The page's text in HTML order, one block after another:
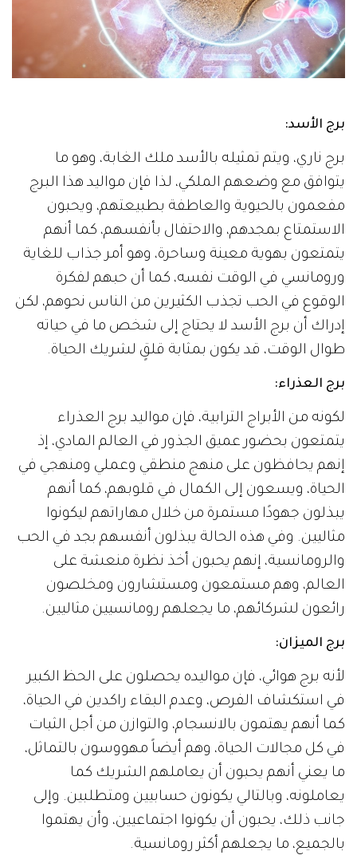
برج الأسد:
برج ناري، ويتم تمثيله بالأسد ملك الغابة، وهو ما
يتوافق مع وضعهم الملكي، لذا فإن مواليد هذا البرج
مفعمون بالحيوية والعاطفة بطبيعتهم، ويحبون
الاستمتاع بمجدهم، والاحتفال بأنفسهم، كما أنهم
يتمتعون بهوية معينة وساحرة، وهو أمر جذاب للغاية
ورومانسي في الوقت نفسه، كما أن حبهم لفكرة
الوقوع في الحب تجذب الكثيرين من الناس نحوهم، لكن
إدراك أن برج الأسد لا يحتاج إلى شخص ما في حياته
طوال الوقت، قد يكون بمثابة قلقٍ لشريك الحياة.
برج العذراء:
لكونه من الأبراج الترابية، فإن مواليد برج العذراء
يتمتعون بحضور عميق الجذور في العالم المادي، إذ
إنهم يحافظون على منهج منطقي وعملي ومنهجي في
الحياة، ويسعون إلى الكمال في قلوبهم، كما أنهم
يبذلون جهودًا مستمرة من خلال مهاراتهم ليكونوا
مثاليين. وفي هذه الحالة يبذلون أنفسهم بجد في الحب
والرومانسية، إنهم يحبون أخذ نظرة منعشة على
العالم، وهم مستمعون ومستشارون ومخلصون
رائعون لشركائهم، ما يجعلهم رومانسيين مثاليين.
برج الميزان:
لأنه برج هوائي، فإن مواليده يحصلون على الحظ الكبير
في استكشاف الفرص، وعدم البقاء راكدين في الحياة،
كما أنهم يهتمون بالانسجام، والتوازن من أجل الثبات
في كل مجالات الحياة، وهم أيضاً مهووسون بالتماثل،
ما يعني أنهم يحبون أن يعاملهم الشريك كما
يعاملونه، وبالتالي يكونون حسابيين ومتطلبين. وإلى
جانب ذلك، يحبون أن يكونوا اجتماعيين، وأن يهتموا
بالجميع، ما يجعلهم أكثر رومانسية.